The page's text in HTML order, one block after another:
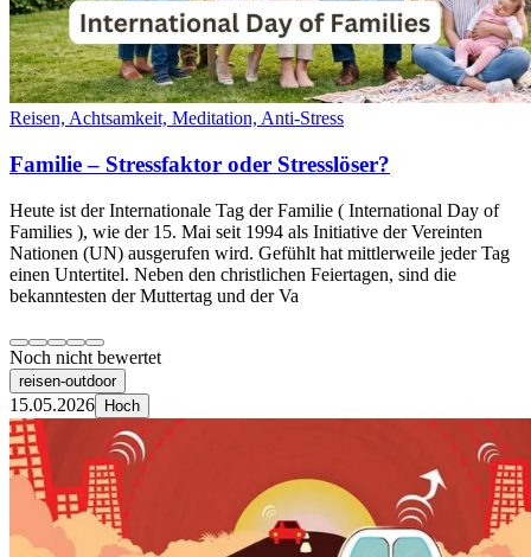
Reisen, Achtsamkeit, Meditation, Anti-Stress
Familie – Stressfaktor oder Stresslöser?
Heute ist der Internationale Tag der Familie ( International Day of
Families ), wie der 15. Mai seit 1994 als Initiative der Vereinten
Nationen (UN) ausgerufen wird. Gefühlt hat mittlerweile jeder Tag
einen Untertitel. Neben den christlichen Feiertagen, sind die
bekanntesten der Muttertag und der Va
Noch nicht bewertet
reisen-outdoor
15.05.2026 Hoch